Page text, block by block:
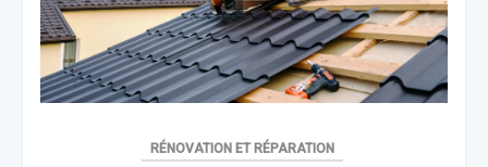
RÉNOVATION ET RÉPARATION